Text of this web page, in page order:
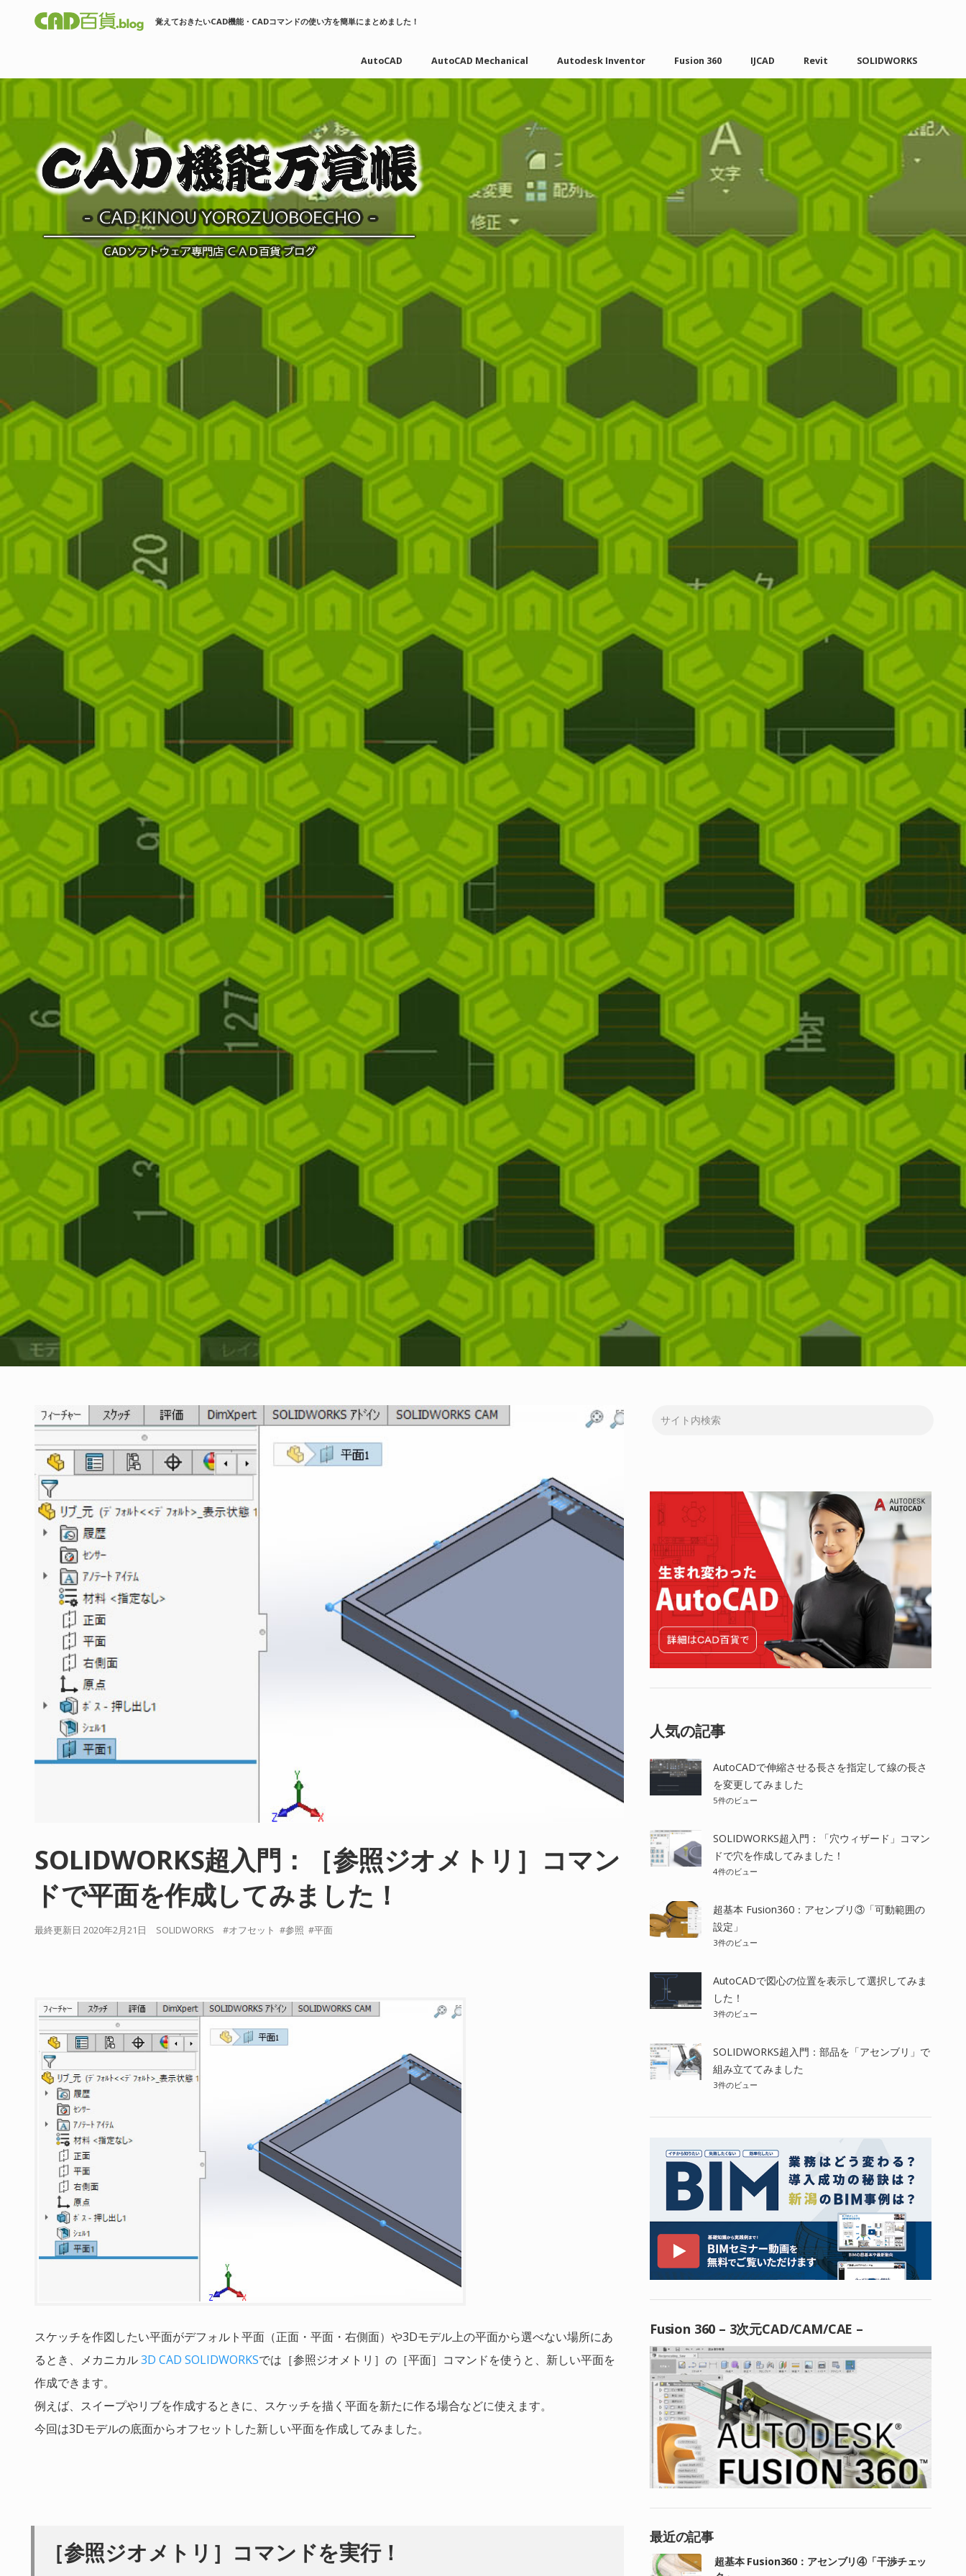
覚えておきたいCAD機能・CADコマンドの使い方を簡単にまとめました！
AutoCAD AutoCAD Mechanical Autodesk Inventor Fusion 360 IJCAD Revit SOLIDWORKS
SOLIDWORKS超入門：［参照ジオメトリ］コマン
ドで平面を作成してみました！
最終更新日 2020年2月21日 SOLIDWORKS オフセット 参照 平面
スケッチを作図したい平面がデフォルト平面（正面・平面・右側面）や3Dモデル上の平面から選べない場所にあ
るとき、メカニカル3D CAD SOLIDWORKSでは［参照ジオメトリ］の［平面］コマンドを使うと、新しい平面を
作成できます。
例えば、スイープやリブを作成するときに、スケッチを描く平面を新たに作る場合などに使えます。
今回は3Dモデルの底面からオフセットした新しい平面を作成してみました。
［参照ジオメトリ］コマンドを実行！
人気の記事
AutoCADで伸縮させる長さを指定して線の長さ
を変更してみました
5件のビュー
SOLIDWORKS超入門：「穴ウィザード」コマン
ドで穴を作成してみました！
4件のビュー
超基本 Fusion360：アセンブリ③「可動範囲の
設定」
3件のビュー
AutoCADで図心の位置を表示して選択してみま
した！
3件のビュー
SOLIDWORKS超入門：部品を「アセンブリ」で
組み立ててみました
3件のビュー
Fusion 360 – 3次元CAD/CAM/CAE –
最近の記事
超基本 Fusion360：アセンブリ④「干渉チェッ